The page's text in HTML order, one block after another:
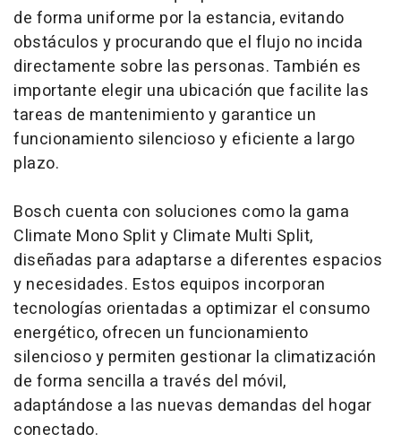
de forma uniforme por la estancia, evitando
obstáculos y procurando que el flujo no incida
directamente sobre las personas. También es
importante elegir una ubicación que facilite las
tareas de mantenimiento y garantice un
funcionamiento silencioso y eficiente a largo
plazo.
Bosch cuenta con soluciones como la gama
Climate Mono Split y Climate Multi Split,
diseñadas para adaptarse a diferentes espacios
y necesidades. Estos equipos incorporan
tecnologías orientadas a optimizar el consumo
energético, ofrecen un funcionamiento
silencioso y permiten gestionar la climatización
de forma sencilla a través del móvil,
adaptándose a las nuevas demandas del hogar
conectado.